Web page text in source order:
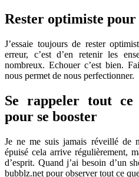
Rester optimiste pour
J’essaie toujours de rester
erreur, c’est d’en retenir les
nombreux. Echouer c’est bien.
nous permet de nous perfectionner.
Se rappeler tout ce
pour se booster
Je ne me suis jamais réveillé de
épuisé cela arrive régulièrement,
d’esprit. Quand j’ai besoin d’un
bubblz.net pour observer tout ce